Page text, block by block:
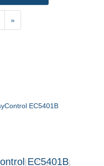
»
EC5401B